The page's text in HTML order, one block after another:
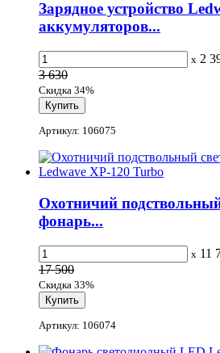
Зарядное устройство
аккумуляторов...
x 2
3 630
Скидка 34%
Артикул: 106075
Охотничий
фонарь...
x 11
17 500
Скидка 33%
Артикул: 106074